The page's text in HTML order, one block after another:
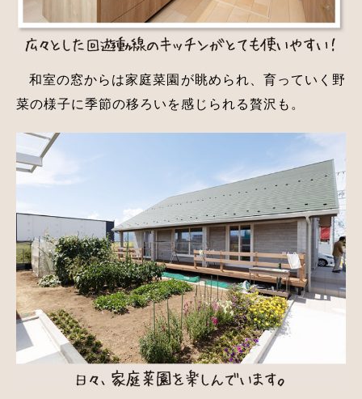
和室の窓からは家庭菜園が眺められ、育っていく野
菜の様子に季節の移ろいを感じられる贅沢も。